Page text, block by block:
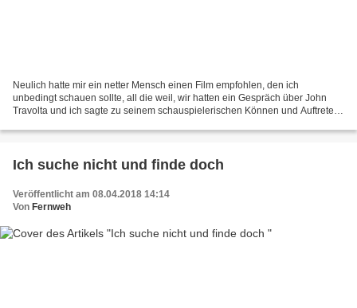
Neulich hatte mir ein netter Mensch einen Film empfohlen, den ich
unbedingt schauen sollte, all die weil, wir hatten ein Gespräch über John
Travolta und ich sagte zu seinem schauspielerischen Können und Auftreten
Ich suche nicht und finde doch
Veröffentlicht am 08.04.2018 14:14
Von Fernweh